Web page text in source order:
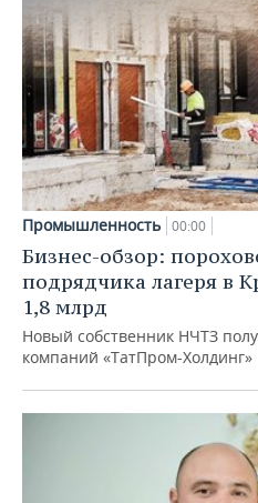
Промышленность 00:00
Бизнес-обзор:
подрядчика лагеря в
1,8 млрд
Новый собственник НЧТЗ
компаний «ТатПром-Холдинг»